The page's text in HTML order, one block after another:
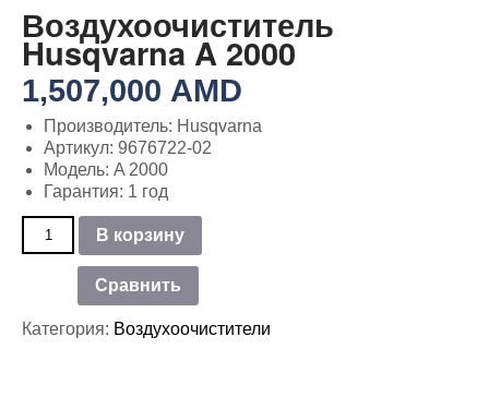
Воздухоочиститель
Husqvarna A 2000
1,507,000 AMD
Производитель: Husqvarna
Артикул: 9676722-02
Модель: A 2000
Гарантия: 1 год
Количество
Воздухоочиститель
Husqvarna
2000
В корзину
Сравнить
Категория: Воздухоочистители